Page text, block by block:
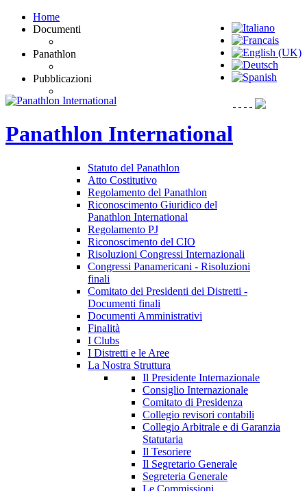
Panathlon International
Home
Documenti
Statuto del Panathlon
Atto Costitutivo
Regolamento del Panathlon
Riconoscimento Giuridico del
Panathlon International
Regolamento PJ
Riconoscimento del CIO
Risoluzioni Congressi Internazionali
Congressi Panamericani - Risoluzioni
finali
Comitato dei Presidenti dei Distretti -
Documenti finali
Documenti Amministrativi
Panathlon
Finalità
I Clubs
I Distretti e le Aree
La Nostra Struttura
Il Presidente Internazionale
Consiglio Internazionale
Comitato di Presidenza
Collegio revisori contabili
Collegio Arbitrale e di Garanzia
Statutaria
Il Tesoriere
Il Segretario Generale
Segreteria Generale
Le Commissioni
Pubblicazioni